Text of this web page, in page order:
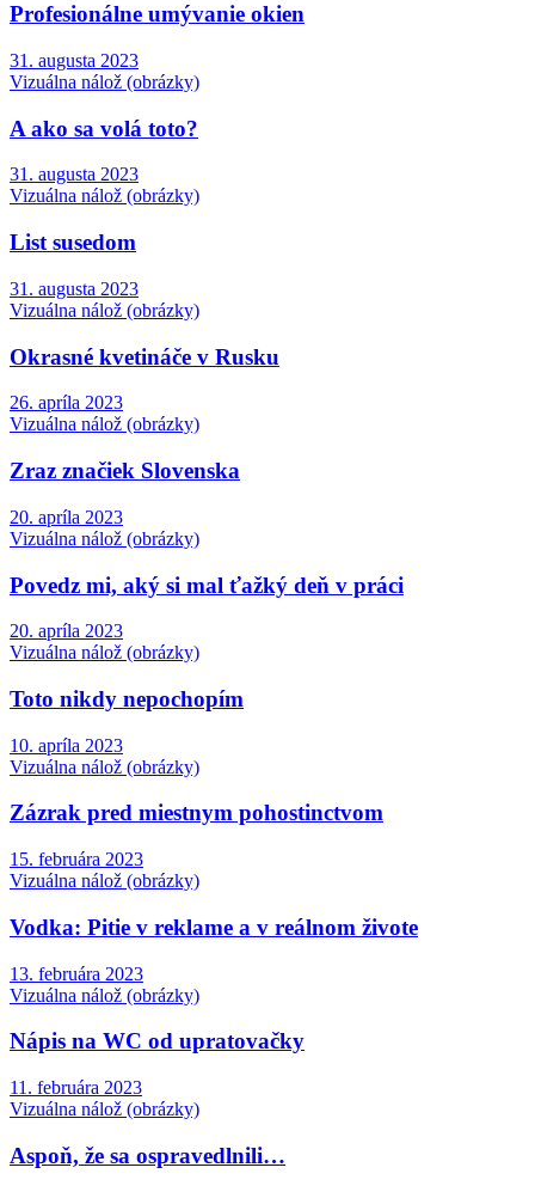
Profesionálne umývanie okien
31. augusta 2023
Vizuálna nálož (obrázky)
A ako sa volá toto?
31. augusta 2023
Vizuálna nálož (obrázky)
List susedom
31. augusta 2023
Vizuálna nálož (obrázky)
Okrasné kvetináče v Rusku
26. apríla 2023
Vizuálna nálož (obrázky)
Zraz značiek Slovenska
20. apríla 2023
Vizuálna nálož (obrázky)
Povedz mi, aký si mal ťažký deň v práci
20. apríla 2023
Vizuálna nálož (obrázky)
Toto nikdy nepochopím
10. apríla 2023
Vizuálna nálož (obrázky)
Zázrak pred miestnym pohostinctvom
15. februára 2023
Vizuálna nálož (obrázky)
Vodka: Pitie v reklame a v reálnom živote
13. februára 2023
Vizuálna nálož (obrázky)
Nápis na WC od upratovačky
11. februára 2023
Vizuálna nálož (obrázky)
Aspoň, že sa ospravedlnili…